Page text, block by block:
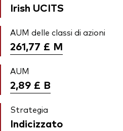
Irish UCITS
AUM delle classi di azioni
261,77 £ M
AUM
2,89 £ B
Strategia
Indicizzato